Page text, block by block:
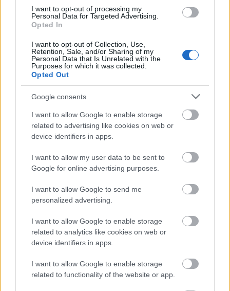
I want to opt-out of processing my
Personal Data for Targeted Advertising.
Opted In
I want to opt-out of Collection, Use,
Retention, Sale, and/or Sharing of my
Personal Data that Is Unrelated with the
Purposes for which it was collected.
Opted Out
Google consents
I want to allow Google to enable storage
related to advertising like cookies on web or
device identifiers in apps.
I want to allow my user data to be sent to
Google for online advertising purposes.
I want to allow Google to send me
personalized advertising.
I want to allow Google to enable storage
related to analytics like cookies on web or
device identifiers in apps.
I want to allow Google to enable storage
related to functionality of the website or app.
12:02
Demi Moore új frizurára váltott: mintha
évtizedeket fiatalodott volna a színésznő
tündököl, óriási feltűnést keltett a párizsi
divathéten
10:04
Mi történik? Jennifer Lopez és Ben Affleck
között csak úgy izzott a levegő a vörös
szőnyegen
09:31
Olyan régi,
mint a társas élet, jól jöhet egy állásinterjún,
mégis utáljuk, mi az?
07:31
Sosem gondolnád, hogy ebből a zöldségből
tej készül, mégis istenien feldobja a reggeli
07:01
Napi horoszkóp: Az Oroszlán népszerűsége